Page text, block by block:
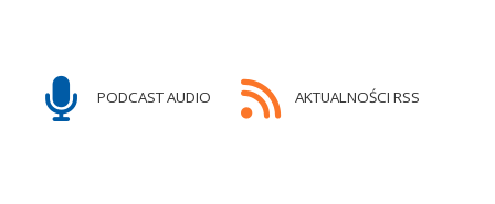
PODCAST AUDIO AKTUALNOŚCI RSS